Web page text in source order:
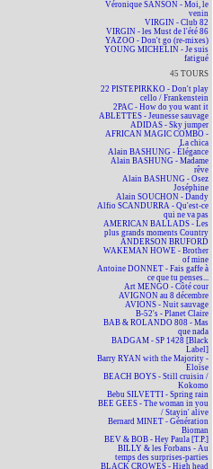
Véronique SANSON - Moi, le
venin
VIRGIN - Club 82
VIRGIN - les Must de l'été 86
YAZOO - Don't go (re-mixes)
YOUNG MICHELIN - Je suis
fatigué
45 TOURS
22 PISTEPIRKKO - Don't play
cello / Frankenstein
2PAC - How do you want it
ABLETTES - Jeunesse sauvage
ADIDAS - Sky jumper
AFRICAN MAGIC COMBO -
La chica
Alain BASHUNG - Élégance
Alain BASHUNG - Madame
rêve
Alain BASHUNG - Osez
Joséphine
Alain SOUCHON - Dandy
Alfio SCANDURRA - Qu'est-ce
qui ne va pas
AMERICAN BALLADS - Les
plus grands moments Country
ANDERSON BRUFORD
WAKEMAN HOWE - Brother
of mine
Antoine DONNET - Fais gaffe à
ce que tu penses...
Art MENGO - Côté cour
AVIGNON au 8 décembre
AVIONS - Nuit sauvage
B-52's - Planet Claire
BAB & ROLANDO 808 - Mas
que nada
BADGAM - SP 1428 [Black
Label]
Barry RYAN with the Majority -
Eloïse
BEACH BOYS - Still cruisin /
Kokomo
Bebu SILVETTI - Spring rain
BEE GEES - The woman in you
/ Stayin' alive
Bernard MINET - Génération
Bioman
BEV & BOB - Hey Paula [T.P.]
BILLY & les Forbans - Au
temps des surprises-parties
BLACK CROWES - High head